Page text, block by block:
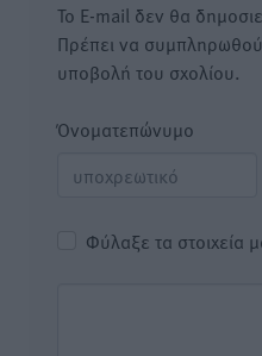
Το E-mail δεν θα
Πρέπει να
υποβολή του σχολίου.
Όνοματεπώνυμο
Φύλαξε τα στοιχεία